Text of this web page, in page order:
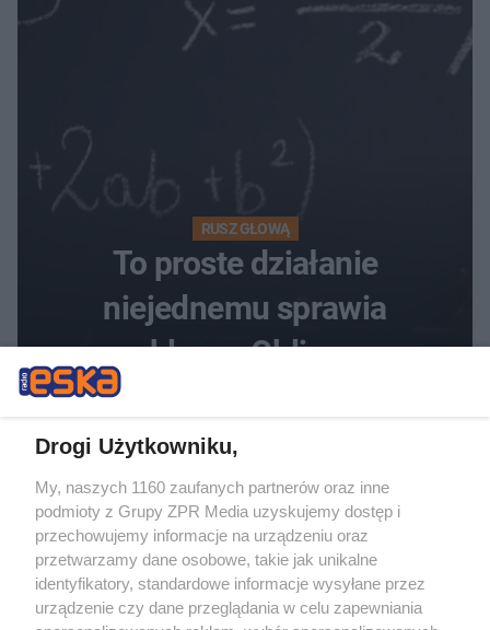
RUSZ GŁOWĄ
To proste działanie
niejednemu sprawia
problemy. Obliczysz
poprawnie, ile to jest
72+7×7−7×5=?
Drogi Użytkowniku,
My, naszych 1160 zaufanych partnerów oraz inne
podmioty z Grupy ZPR Media uzyskujemy dostęp i
przechowujemy informacje na urządzeniu oraz
przetwarzamy dane osobowe, takie jak unikalne
identyfikatory, standardowe informacje wysyłane przez
urządzenie czy dane przeglądania w celu zapewniania